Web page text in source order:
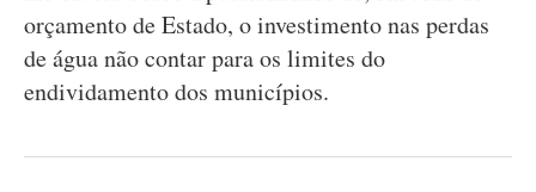
orçamento de Estado, o investimento nas perdas
de água não contar para os limites do
endividamento dos municípios.